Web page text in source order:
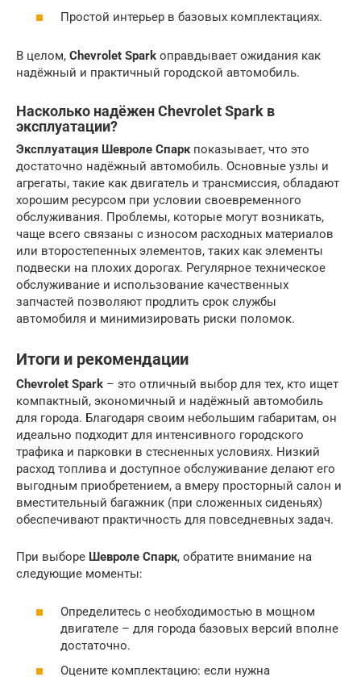
Простой интерьер в базовых комплектациях.
В целом, Chevrolet Spark оправдывает ожидания как
надёжный и практичный городской автомобиль.
Насколько надёжен Chevrolet Spark в
эксплуатации?
Эксплуатация Шевроле Спаркпоказывает, что это
достаточно надёжный автомобиль. Основные узлы и
агрегаты, такие как двигатель и трансмиссия, обладают
хорошим ресурсом при условии своевременного
обслуживания. Проблемы, которые могут возникать,
чаще всего связаны с износом расходных материалов
или второстепенных элементов, таких как элементы
подвески на плохих дорогах. Регулярное техническое
обслуживание и использование качественных
запчастей позволяют продлить срок службы
автомобиля и минимизировать риски поломок.
Итоги и рекомендации
Chevrolet Spark – это отличный выбор для тех, кто ищет
компактный, экономичный и надёжный автомобиль
для города. Благодаря своим небольшим габаритам, он
идеально подходит для интенсивного городского
трафика и парковки в стесненных условиях. Низкий
расход топлива и доступное обслуживание делают его
выгодным приобретением, а вмеру просторный салон и
вместительный багажник (при сложенных сиденьях)
обеспечивают практичность для повседневных задач.
При выборе Шевроле Спарк, обратите внимание на
следующие моменты:
Определитесь с необходимостью в мощном
двигателе – для города базовых версий вполне
достаточно.
Оцените комплектацию: если нужна